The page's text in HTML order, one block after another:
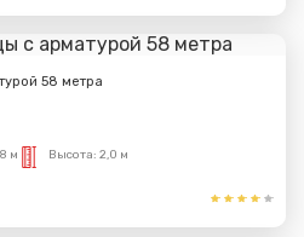
58 метра
м Высота: 2,0 м